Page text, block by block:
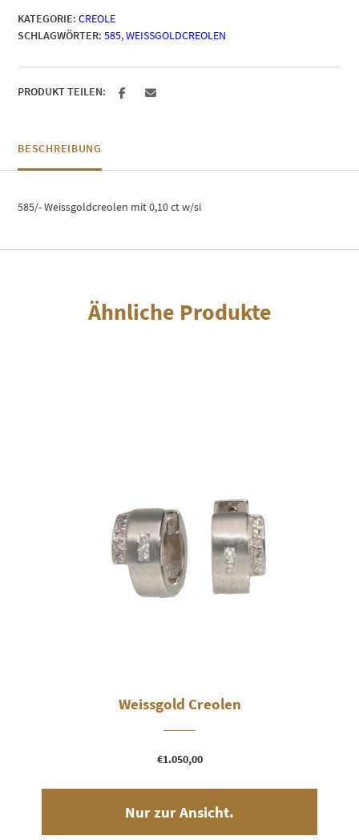
KATEGORIE: CREOLE
SCHLAGWÖRTER: 585,WEISSGOLDCREOLEN
PRODUKT TEILEN:
BESCHREIBUNG
585/- Weissgoldcreolen mit 0,10 ct w/si
Ähnliche Produkte
Weissgold Creolen
€1.050,00
Nur zur Ansicht.